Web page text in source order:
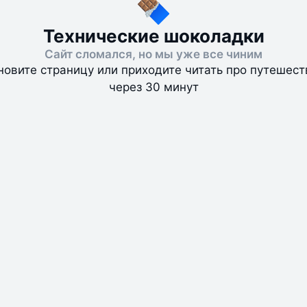
Технические шоколадки
Сайт сломался, но мы уже все чиним
страницу или приходите читать про
через 30 минут